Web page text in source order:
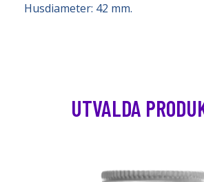
Husdiameter: 42 mm.
UTVALDA